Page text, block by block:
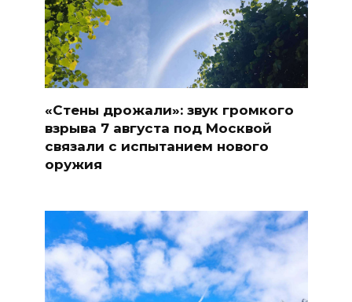
«Стены дрожали»: звук громкого
взрыва 7 августа под Москвой
связали с испытанием нового
оружия